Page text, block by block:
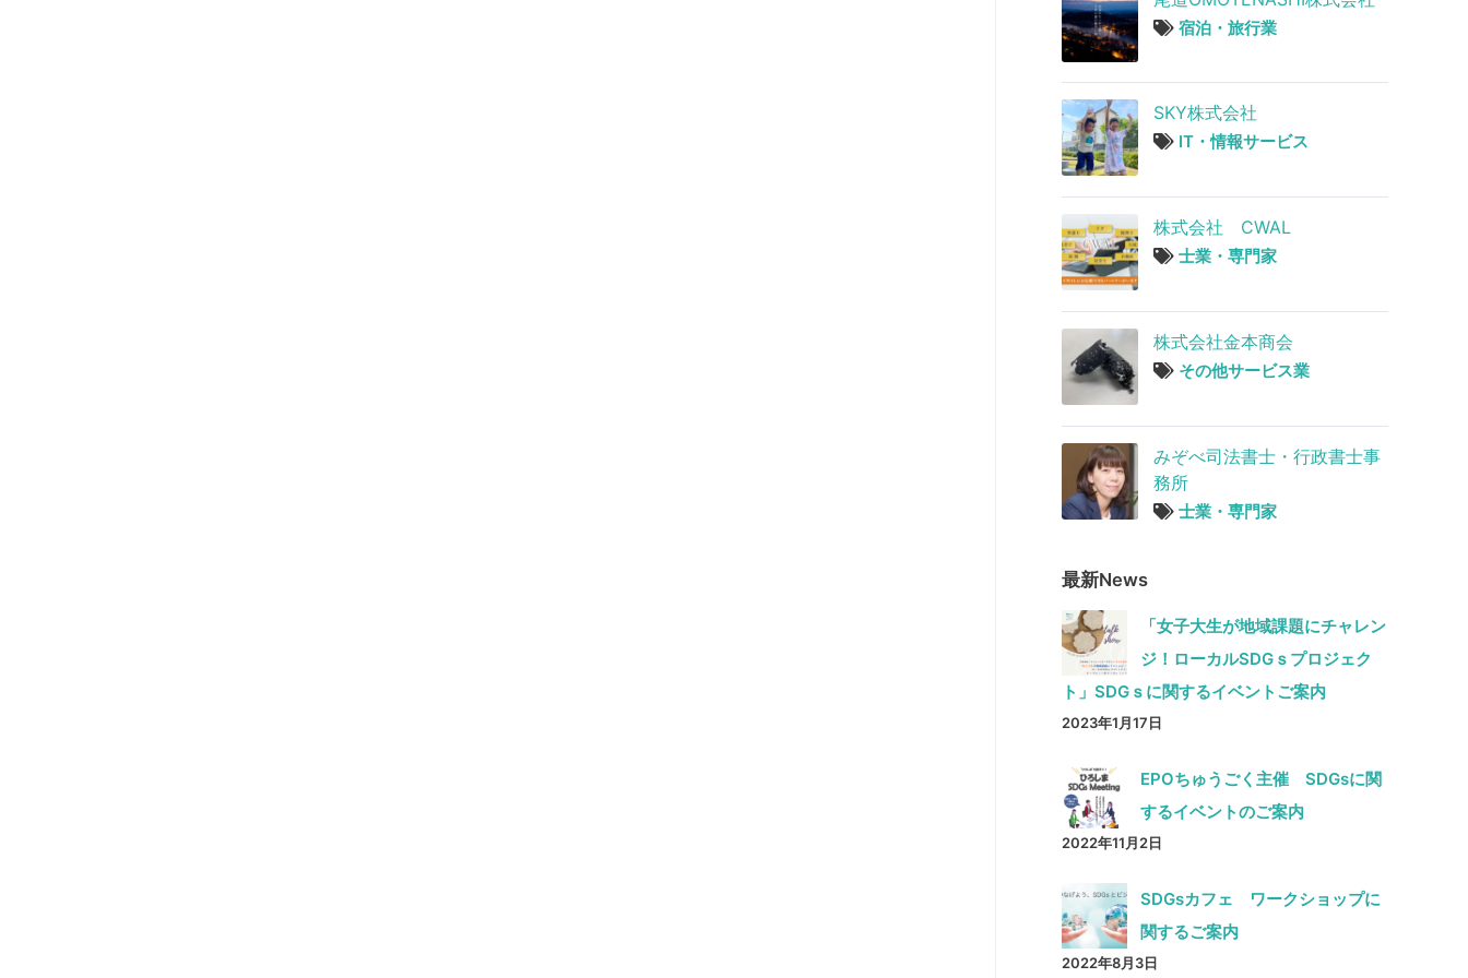
宿泊・旅行業
SKY株式会社
IT・情報サービス
株式会社 CWAL
士業・専門家
株式会社金本商会
その他サービス業
みぞべ司法書士・行政書士事
務所
士業・専門家
最新News
「女子大生が地域課題にチャレン
ジ！ローカルSDGｓプロジェク
ト」SDGｓに関するイベントご案内
2023年1月17日
EPOちゅうごく主催 SDGsに関
するイベントのご案内
2022年11月2日
SDGsカフェ ワークショップに
関するご案内
2022年8月3日